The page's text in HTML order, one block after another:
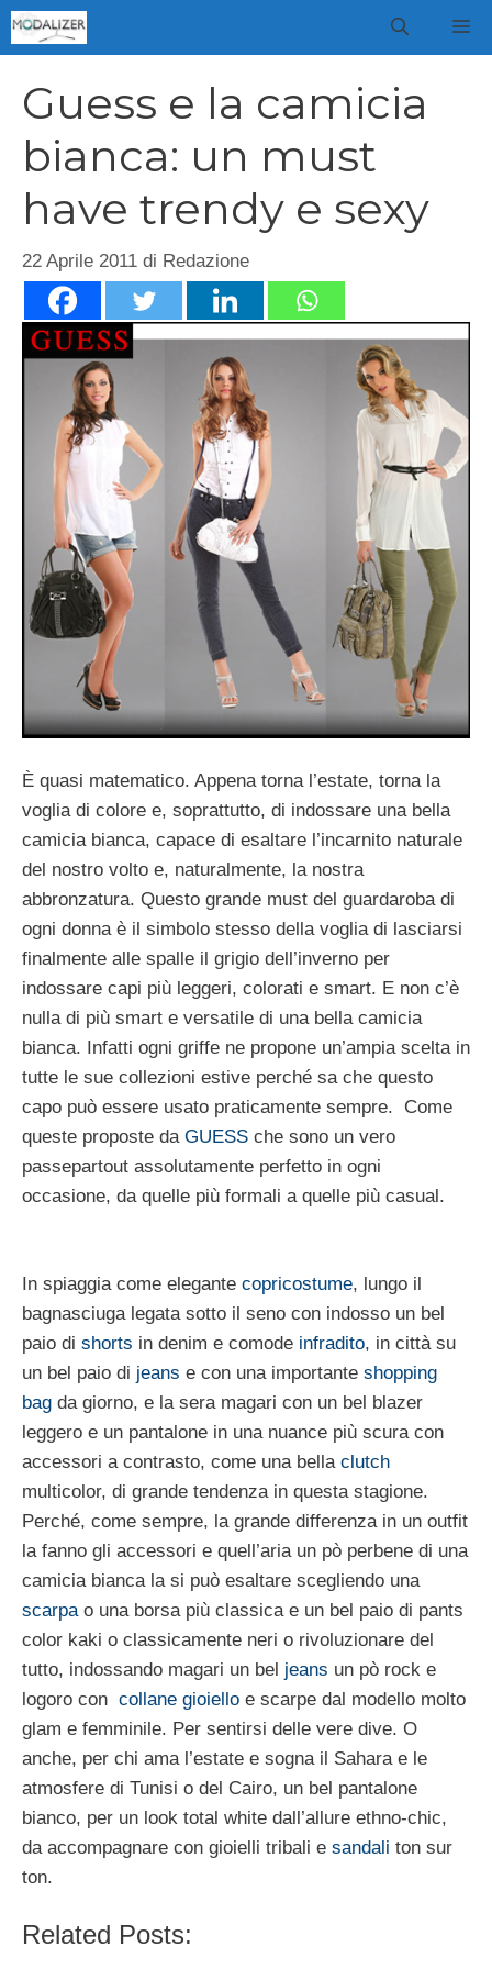
Vai
al
Guess e la camicia
bianca: un must
have trendy e sexy
22 Aprile 2011 di Redazione
È quasi matematico. Appena torna l’estate, torna la
voglia di colore e, soprattutto, di indossare una bella
camicia bianca, capace di esaltare l’incarnito naturale
del nostro volto e, naturalmente, la nostra
abbronzatura. Questo grande must del guardaroba di
ogni donna è il simbolo stesso della voglia di lasciarsi
finalmente alle spalle il grigio dell’inverno per
indossare capi più leggeri, colorati e smart. E non c’è
nulla di più smart e versatile di una bella camicia
bianca. Infatti ogni griffe ne propone un’ampia scelta in
tutte le sue collezioni estive perché sa che questo
capo può essere usato praticamente sempre. Come
queste proposte da GUESS che sono un vero
passepartout assolutamente perfetto in ogni
occasione, da quelle più formali a quelle più casual.
In spiaggia come elegante copricostume, lungo il
bagnasciuga legata sotto il seno con indosso un bel
paio di shorts in denim e comode infradito, in città su
un bel paio di jeans e con una importante shopping
bag da giorno, e la sera magari con un bel blazer
leggero e un pantalone in una nuance più scura con
accessori a contrasto, come una bella clutch
multicolor, di grande tendenza in questa stagione.
Perché, come sempre, la grande differenza in un outfit
la fanno gli accessori e quell’aria un pò perbene di una
camicia bianca la si può esaltare scegliendo una
scarpao una borsa più classica e un bel paio di pants
color kaki o classicamente neri o rivoluzionare del
tutto, indossando magari un bel jeans un pò rock e
logoro con collane gioiello e scarpe dal modello molto
glam e femminile. Per sentirsi delle vere dive. O
anche, per chi ama l’estate e sogna il Sahara e le
atmosfere di Tunisi o del Cairo, un bel pantalone
bianco, per un look total white dall’allure ethno-chic,
da accompagnare con gioielli tribali e sandali ton sur
ton.
Related Posts: